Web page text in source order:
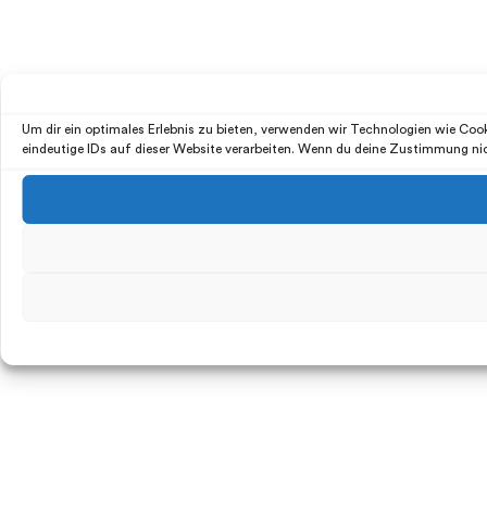
Um dir ein optimales Erlebnis zu bieten, verwenden wir Technologien wie
eindeutige IDs auf dieser Website verarbeiten. Wenn du deine Zustimmung